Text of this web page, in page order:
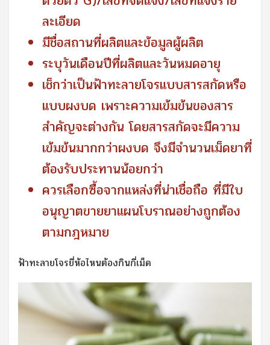
ละเอียด
มีชื่อสถานที่ผลิตและข้อมูลผู้ผลิต
ระบุวันเดือนปีที่ผลิตและวันหมดอายุ
เช็กว่าเป็นฟ้าทะลายโจรแบบสารสกัดหรือ
แบบผงบด เพราะความเข้มข้นของสาร
สำคัญจะต่างกัน โดยสารสกัดจะมีความ
เข้มข้นมากกว่าผงบด จึงมีจำนวนเม็ดยาที่
ต้องรับประทานน้อยกว่า
ควรเลือกซื้อจากแหล่งที่น่าเชื่อถือ ที่มีใบ
อนุญาตขายยาแผนโบราณอย่างถูกต้อง
ตามกฎหมาย
ฟ้าทะลายโจรยี่ห้อไหนต้องกินกี่เม็ด